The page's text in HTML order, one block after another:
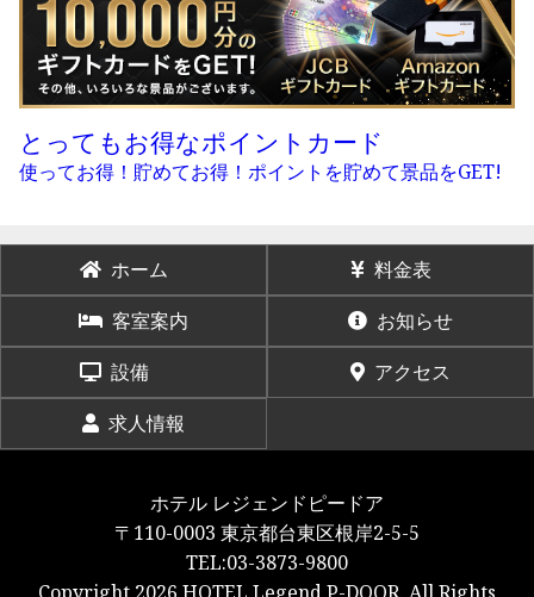
とってもお得なポイントカード
使ってお得！貯めてお得！ポイントを貯めて景品をGET!
ホーム
料金表
客室案内
お知らせ
設備
アクセス
求人情報
ホテル レジェンドピードア
〒110-0003 東京都台東区根岸2-5-5
TEL:03-3873-9800